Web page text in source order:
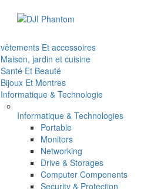
vêtements Et accessoires
Maison, jardin et cuisine
Santé Et Beauté
Bijoux Et Montres
Informatique & Technologie
Informatique & Technologies
Portable
Monitors
Networking
Drive & Storages
Computer Components
Security & Protection